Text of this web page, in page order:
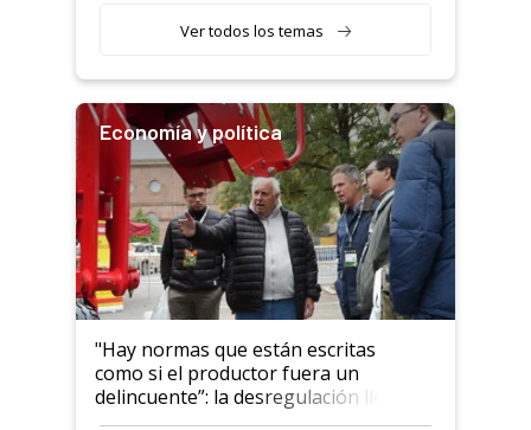
Ver todos los temas
Economía y política
"Hay normas que están escritas
como si el productor fuera un
delincuente”: la desregulación llegó
al Congreso Aapresid y hasta se